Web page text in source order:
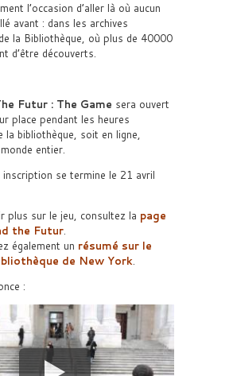
l’occasion d’aller là où aucun
avant : dans les archives
la Bibliothèque, où plus de 40000
d’être découverts.
Futur : The Game sera ouvert
place pendant les heures
la bibliothèque, soit en ligne,
entier.
se termine le 21 avril
plus sur le jeu, consultez la page
the Futur.
également un résumé sur le
de New York.
: